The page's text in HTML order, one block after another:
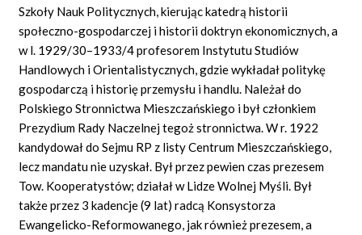
Szkoły Nauk Politycznych, kierując katedrą historii
społeczno-gospodarczej i historii doktryn ekonomicznych, a
w l. 1929/30–1933/4 profesorem Instytutu Studiów
Handlowych i Orientalistycznych, gdzie wykładał politykę
gospodarczą i historię przemysłu i handlu. Należał do
Polskiego Stronnictwa Mieszczańskiego i był członkiem
Prezydium Rady Naczelnej tegoż stronnictwa. W r. 1922
kandydował do Sejmu RP z listy Centrum Mieszczańskiego,
lecz mandatu nie uzyskał. Był przez pewien czas prezesem
Tow. Kooperatystów; działał w Lidze Wolnej Myśli. Był
także przez 3 kadencje (9 lat) radcą Konsystorza
Ewangelicko-Reformowanego, jak również prezesem, a